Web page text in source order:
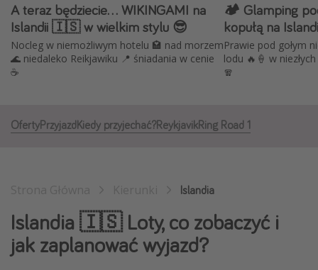
Polska
Malediwy
Azja Południowo-Wschodnia
Tajlandia
Wakacje do 1000 PLN
Wakacje z dziećmi
Noclegi z prywatnym jacuzzi w pokoju/na tarasie
A teraz będziecie... WIKINGAMI na
Islandii 🇮🇸 w wielkim stylu 😎
Nocleg w niemożliwym hotelu 🏩 nad morzem
🌊 niedaleko Reikjawiku 📍 śniadania w cenie
☕️
🏕️ Glamping
kopułą na
Prawie pod gołym
lodu 🔥🍦 w
🧣
OfertyPrzyjazdKiedy przyjechać?ReykjavikRing Road 1
Islandia
Islandia 🇮🇸 Loty, co zobaczyć i
jak zaplanować wyjazd?